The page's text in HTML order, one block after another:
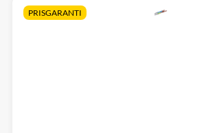
PRISGARANTI